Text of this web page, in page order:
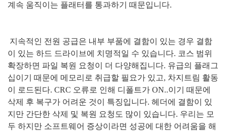
계속 움직이는 플래터를 통과하기 때문입니다.
지속적인 전원 공급은 내부 부품에 결함이 있는 경우 결함
이 있는 하드 드라이브에 치명적일 수 있습니다. 코스 범위
확장하면 파일 복원 요청이 더 다양해집니다. 유급의 플래그
십이기 때문에 메모리로 취급할 필요가 있고, 차지트림 활동
이 로드된다. CRC 오류로 인해 디폴트가 ON..이기 때문에
삭제 후 복구가 어려운 것이 특징입니다. 헤더에 결함이 있
지만 간단한 삭제 및 복원 요청도 많이 있습니다. 우리는 모
두 하지만 소프트웨어 증상이라면 성공에 대한 어려움을 해